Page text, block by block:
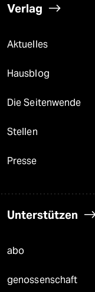
Verlag
Aktuelles
Hausblog
Die Seitenwende
Stellen
Presse
Unterstützen
abo
genossenschaft